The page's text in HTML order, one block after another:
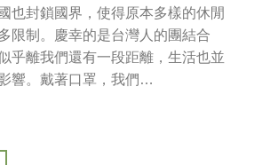
也封鎖國界，使得原本多樣的休閒
限制。慶幸的是台灣人的團結合
乎離我們還有一段距離，生活也並
響。戴著口罩，我們…